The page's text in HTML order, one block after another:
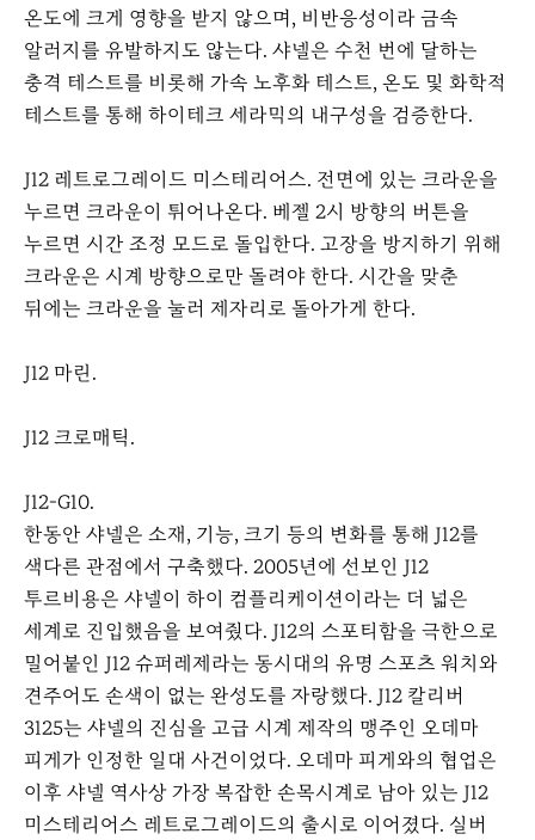
온도에 크게 영향을 받지 않으며, 비반응성이라 금속
알러지를 유발하지도 않는다. 샤넬은 수천 번에 달하는
충격 테스트를 비롯해 가속 노후화 테스트, 온도 및 화학적
테스트를 통해 하이테크 세라믹의 내구성을 검증한다.
J12 레트로그레이드 미스테리어스. 전면에 있는 크라운을
누르면 크라운이 튀어나온다. 베젤 2시 방향의 버튼을
누르면 시간 조정 모드로 돌입한다. 고장을 방지하기 위해
크라운은 시계 방향으로만 돌려야 한다. 시간을 맞춘
뒤에는 크라운을 눌러 제자리로 돌아가게 한다.
J12 마린.
J12 크로매틱.
J12-G10.
한동안 샤넬은 소재, 기능, 크기 등의 변화를 통해 J12를
색다른 관점에서 구축했다. 2005년에 선보인 J12
투르비용은 샤넬이 하이 컴플리케이션이라는 더 넓은
세계로 진입했음을 보여줬다. J12의 스포티함을 극한으로
밀어붙인 J12 슈퍼레제라는 동시대의 유명 스포츠 워치와
견주어도 손색이 없는 완성도를 자랑했다. J12 칼리버
3125는 샤넬의 진심을 고급 시계 제작의 맹주인 오데마
피게가 인정한 일대 사건이었다. 오데마 피게와의 협업은
이후 샤넬 역사상 가장 복잡한 손목시계로 남아 있는 J12
미스테리어스 레트로그레이드의 출시로 이어졌다. 실버